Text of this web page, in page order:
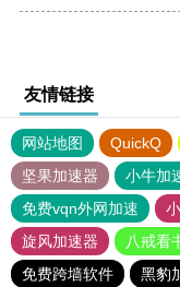
友情链接
网站地图 QuickQ
坚果加速器
小牛加
免费vqn外网加速
旋风加速器
八戒看
免费跨墙软件
黑豹